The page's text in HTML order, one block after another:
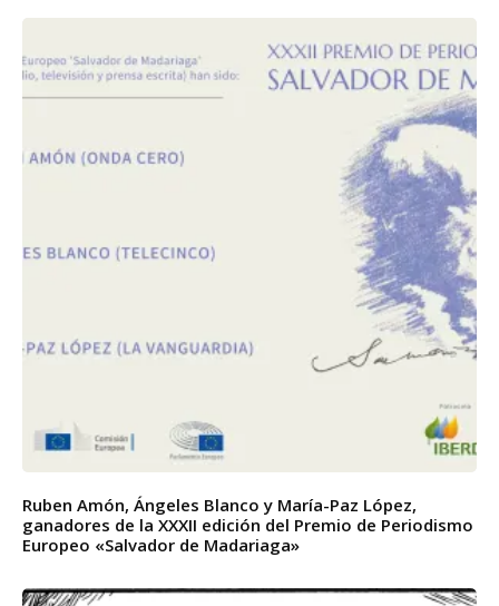
Ruben Amón, Ángeles Blanco y María-Paz López,
ganadores de la XXXII edición del Premio de Periodismo
Europeo «Salvador de Madariaga»